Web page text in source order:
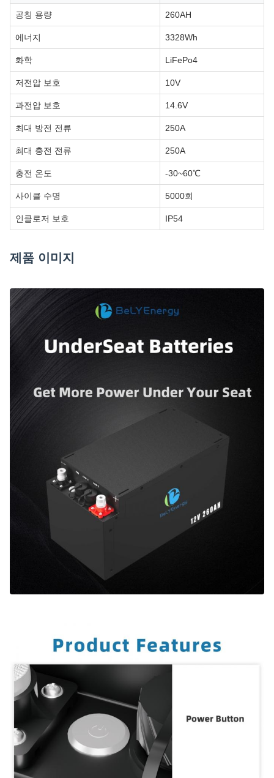
공칭 용량 260AH
에너지 3328Wh
화학 LiFePo4
저전압 보호 10V
과전압 보호 14.6V
최대 방전 전류 250A
최대 충전 전류 250A
충전 온도 -30~60℃
사이클 수명 5000회
인클로저 보호 IP54
제품 이미지